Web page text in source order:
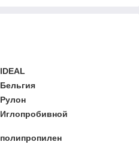
IDEAL
Бельгия
Рулон
Иглопробивной
полипропилен